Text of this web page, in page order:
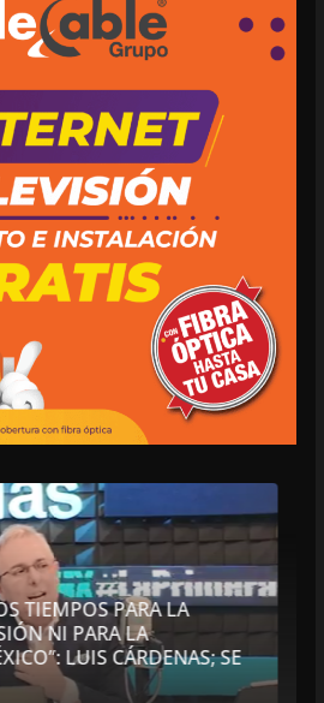
INTERNACIONALES NACIONALES OPINIÓN
CIRCULA EN REDES: NADIE COMO
DEMOSTRAR LA HIPOCRESÍA DE
REPUBLICANA; “HASTA MADRID LE
CRÍTICAS”